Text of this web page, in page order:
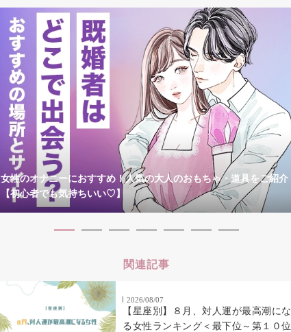
女性のオナニーにおすすめ！人気の大人のおもちゃ・道具をご紹介
【初心者でも気持ちいい♡】
関連記事
2026/08/07
【星座別】８月、対人運が最高潮にな
る女性ランキング＜最下位～第１０位